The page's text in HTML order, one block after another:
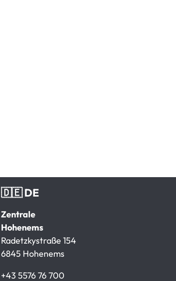
🇩🇪 DE
Zentrale
Hohenems
Radetzkystraße 154
6845 Hohenems
+43 5576 76 700